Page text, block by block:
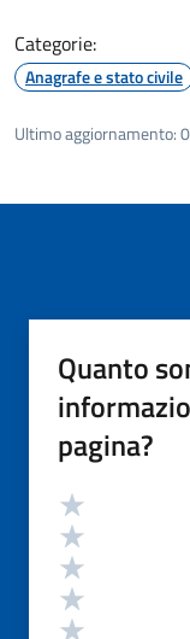
Categorie:
Anagrafe e stato civile
Ultimo aggiornamento:
Quanto
pagina?
Valutazione